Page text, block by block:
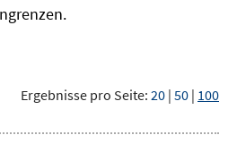
Ergebnisse pro Seite: 20 | 50 | 100